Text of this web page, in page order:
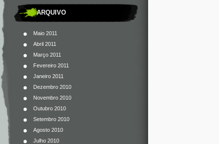
ARQUIVO
Maio 2011
Abril 2011
Março 2011
Fevereiro 2011
Janeiro 2011
Dezembro 2010
Novembro 2010
Outubro 2010
Setembro 2010
Agosto 2010
Julho 2010